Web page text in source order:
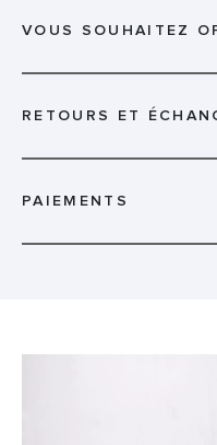
VOUS SOUHAITEZ
RETOURS ET
PAIEMENTS